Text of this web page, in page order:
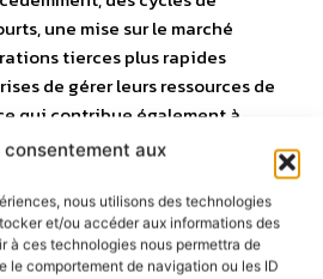
consentement aux
nous utilisons des technologies
et/ou accéder aux informations des
à ces technologies nous permettra de
le comportement de navigation ou les ID
une mise sur le marché
tierces plus rapides
de gérer leurs ressources de
qui contribue également à
terme.
d’un CMS headless